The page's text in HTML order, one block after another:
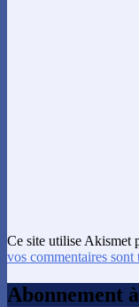
Ce site utilise Akismet
vos commentaires sont
Abonnement